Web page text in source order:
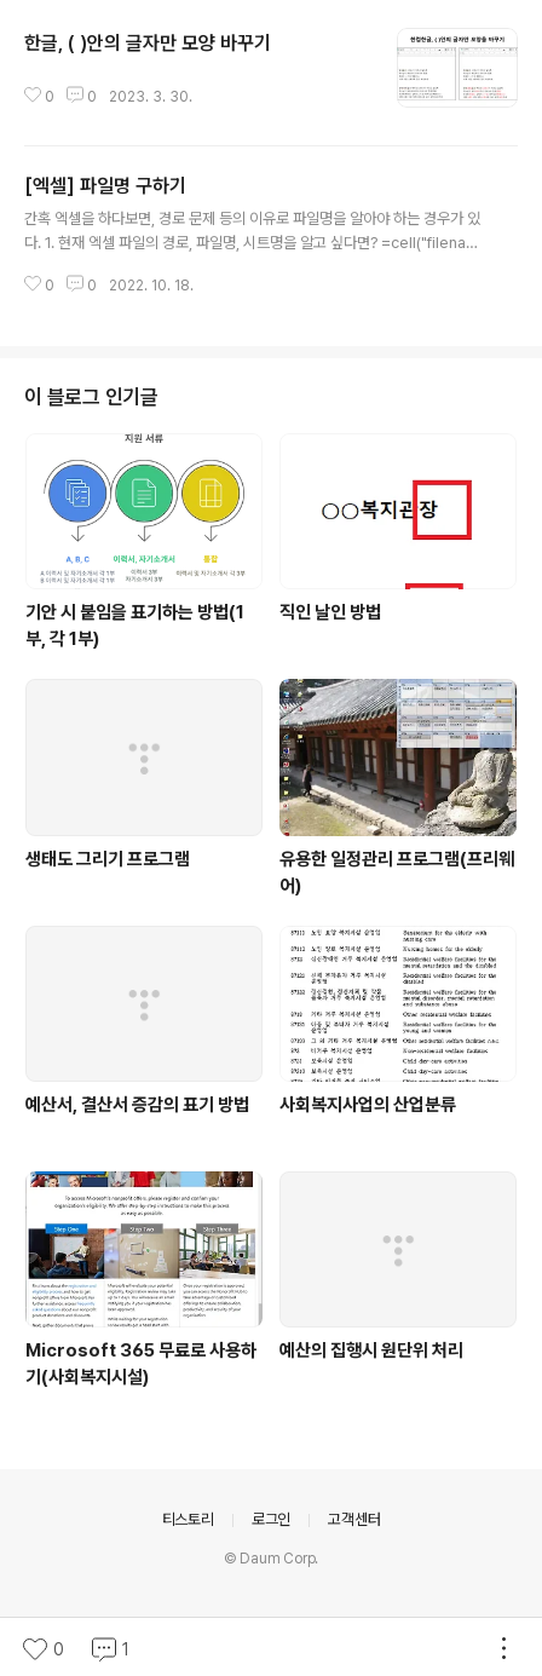
한글, ( )안의 글자만 모양 바꾸기
0 0 2023. 3. 30.
[엑셀] 파일명 구하기
간혹 엑셀을 하다보면, 경로 문제 등의 이유로 파일명을 알아야 하는 경우가 있
다. 1. 현재 엑셀 파일의 경로, 파일명, 시트명을 알고 싶다면? =cell("filenam
D("]",(CELL("filename")))-1),FIND("[",(CELL("filename")))+1,LEN((CE
예를 들어..
0 0 2022. 10. 18.
이 블로그 인기글
기안 시 붙임을 표기하는 방법(1
부, 각 1부)
직인 날인 방법
생태도 그리기 프로그램
유용한 일정관리 프로그램(프리웨
어)
예산서, 결산서 증감의 표기 방법 사회복지사업의 산업분류
Microsoft 365 무료로 사용하
기(사회복지시설)
예산의 집행시 원단위 처리
0 1
티스토리 로그인 고객센터
© Daum Corp.